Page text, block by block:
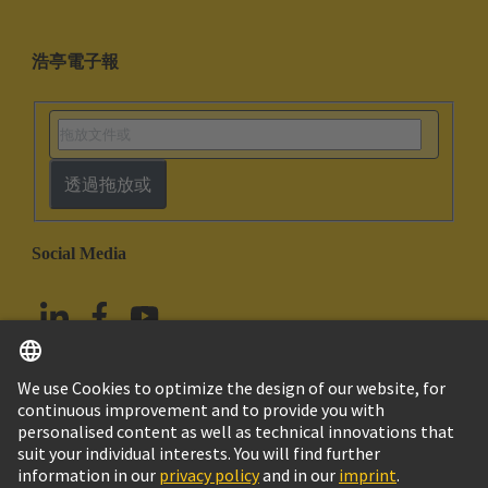
浩亭電子報
透過拖放或
Social Media
中國香港 繁体中文